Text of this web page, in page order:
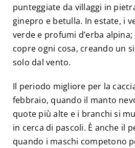
punteggiate da villaggi in
ginepro e betulla. In estate, i
verde e profumi d’erba
copre ogni cosa, creando un
solo dal vento.
Il periodo migliore per la
febbraio, quando il manto
quote più alte e i branchi si
in cerca di pascoli. È anche il
quando i maschi competono